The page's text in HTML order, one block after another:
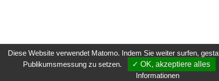
Diese Website verwendet Matomo. Indem Sie weiter surfen,
Publikumsmessung zu setzen.
✓ OK, akzeptiere alles
Informationen